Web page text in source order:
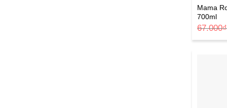
Mama
700ml
67.000₫